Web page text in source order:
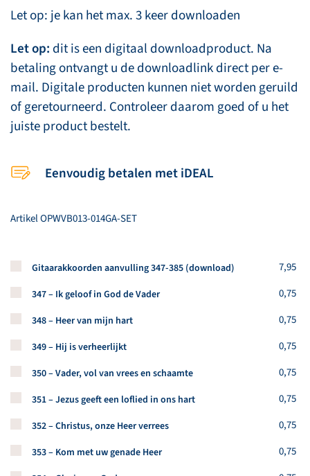
Let op: je kan het max. 3 keer downloaden
Let op: dit is een digitaal downloadproduct. Na
betaling ontvangt u de downloadlink direct per e-
mail. Digitale producten kunnen niet worden geruild
of geretourneerd. Controleer daarom goed of u het
juiste product bestelt.
Eenvoudig betalen met iDEAL
ArtikelOPWVB013-014GA-SET
Koop een stuk van dit artikel
Gitaarakkoorden aanvulling 347-385 (download)
7,95
Koop een stuk van dit artikel
347 – Ik geloof in God de Vader
0,75
Koop een stuk van dit artikel
348 – Heer van mijn hart
0,75
Koop een stuk van dit artikel
349 – Hij is verheerlijkt
0,75
Koop een stuk van dit artikel
350 – Vader, vol van vrees en schaamte
0,75
Koop een stuk van dit artikel
351 – Jezus geeft een loflied in ons hart
0,75
Koop een stuk van dit artikel
352 – Christus, onze Heer verrees
0,75
Koop een stuk van dit artikel
353 – Kom met uw genade Heer
0,75